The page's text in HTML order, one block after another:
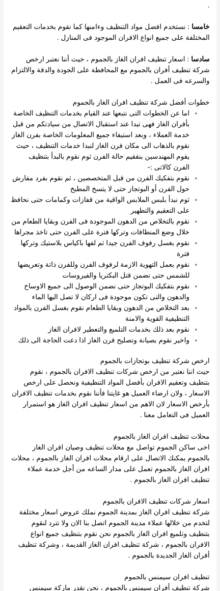
.
خامسا : نستخدم افضل مواد التنظيف وءامنها كما نقوم بخدمات التعقيم
المختلفة على جميع انواع الافران الموجود فى المنازل .
سادسا : اسعار تنظيف افران الغاز بالجموم ، حيث أننا نعتبر ارخص
شركة تنظيف أفران بالجموم مع المحافظة على الجودة والدقة والالتزام
والسرعه فى العمل .
خطوات أفضل شركة تنظيف افران الغاز بالجموم
اما عن الخطوات التى نتبعها عند القيام بخدمات التنظيف الخاصة
بأفران الغاز فهى تبدا عند استقبال الاتصال من سيادتكم من قبل
خدمة العملاء ، وبعد استيفاء جميع المعلومات الخاصة بفرن الغاز
نقوم بالذهاب الى مكان فرن الغاز لنبدا خدمات التنظيف ، حيث
يقوم المهندسين بنققيم حالة الفرن ثوم نقوم بالبدأ بتنظيف
الفرن كالاتى :-
نقوم بتفكيك الفرن من قبل المتخصصين ، ثم نقوم بفرد مفارش
حول الفرن أو البوتجاز حتى لا يتسخ المطبخ
ثوم نبدأ بلبس الملابس الواقية من قفازات وكمامات حتى نحافظ
على التعقيم والتطهير
نقوم بالتخلاص من الدهون الموجودة فى الفرن وبقايا الطعام من
خلال وضع المنظافات وتركها فترة على الفرن حتى تاخذ مجراها
نقوم بغسل رفوف الفرن جيدا ثم لفها باكياس بلاستيك وتركها
فترة
نقوم بعمل التهوية الازمة لرفوف الفرن وللفرن ذاتة وتعريضها
للشمس حتى نضمن قتل البكتريا والفيروسات
نقوم بتفكيك البوتجاز حتى نضمن الوصول الى جميع الاوساخ
والدهون والتى تكون موجودة فى اركان لا تصل اليها الماء
بعد التخلاص من الدهون وبقايا الطعام نقوم بغسل الفرن بالمواد
التنظيفية القوية والامنة
نقوم بعد ذلك بخدمات التلميع والتعطير لافران الغاز
واخير نقوم بصيانة وتصليح فرن الغاز اذا دعت الحاجة الى ذلك
ارخص شركة تنظيف بوتجازات بالجموم
حيث اننا نعتبر من ارخص شركات تنظيف الافران بالجموم ، نقوم
بتنظيف وتعقيم الافران بأفضل المواد التنظيفية ونحصل على ارخص
الاسعار ، ولان ارضاء العميل هو غايتنا فأننا نقوم بخدمات تنظيف الافران
بأرخص الاسعار لان الاهم من اسعار تنظيف افران الغاز هو استمرار
العميل فى التعامل معنا .
محلات تنظيف افران الغاز بالجموم
اخى ساكن الجموم تواصل مع محلات تنظيف وصيان افران الغاز
بالجموم يمكنك الاتصال على ارقام محلات افران الغاز بالجموم ، محلات
افران الغاز بالجموم تعمل على مدار الساعه من أجل خدمة عملاء
تنظيف افران الغاز بالجموم .
اسعار شركات تنظيف الافران بالجموم
شركة تنظيف افران الغاز بمدينة الجموم نملك عروض اسعار مختلفة
لتخدم من خلالها عملاء مدينة الجموم اتصل بنا الان ولا تترد لنقوم
بتنظيف وتلميع افران الغاز بالجموم نحن نقوم بتنظيف جميع انواع
الافران بالجموم ، شركة تنظيف افران الغاز القديمة ، وشركة تنظيف
أفران الغاز الجديدة بالجموم .
تنظيف افران سيمنس بالجموم
شركة تنظيف أفران سيمنس بالجموم ، نحن نقدر ماركة سيمنس